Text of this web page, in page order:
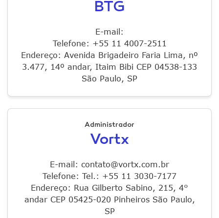
BTG
E-mail:
Telefone: +55 11 4007-2511
Endereço: Avenida Brigadeiro Faria Lima, nº
3.477, 14º andar, Itaim Bibi CEP 04538-133
São Paulo, SP
Administrador
Vortx
E-mail: contato@vortx.com.br
Telefone: Tel.: +55 11 3030-7177
Endereço: Rua Gilberto Sabino, 215, 4°
andar CEP 05425-020 Pinheiros São Paulo,
SP